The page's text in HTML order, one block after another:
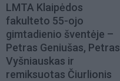
LMTA Klaipėdos
fakulteto 55-ojo
gimtadienio šventėje –
Petras Geniušas, Petras
Vyšniauskas ir
remiksuotas Čiurlionis